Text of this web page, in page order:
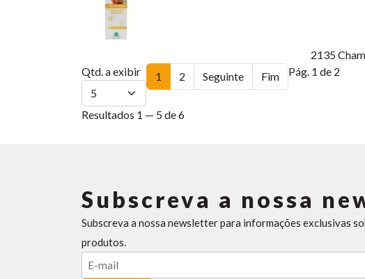
2135
Qtd. a exibir
1 2 Seguinte Fim Pág. 1 de 2
Resultados 1 — 5 de 6
Subscreva a nossa
Subscreva a nossa newsletter para informações exclusivas
produtos.